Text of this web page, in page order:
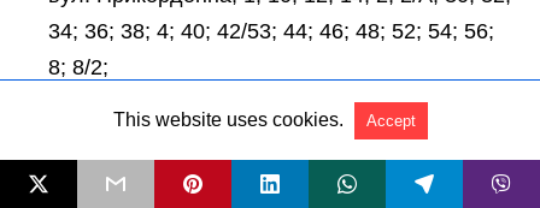
This website uses cookies. Accept